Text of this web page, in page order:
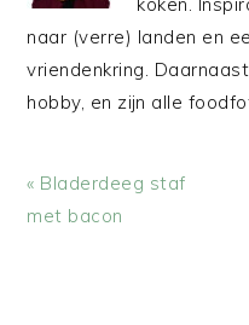
naar (verre) landen en
vriendenkring.
hobby, en zijn alle
Vorig
bericht:
« Bladerdeeg staf
met bacon